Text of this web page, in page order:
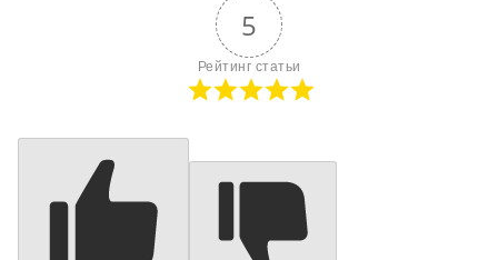
5
Рейтинг статьи